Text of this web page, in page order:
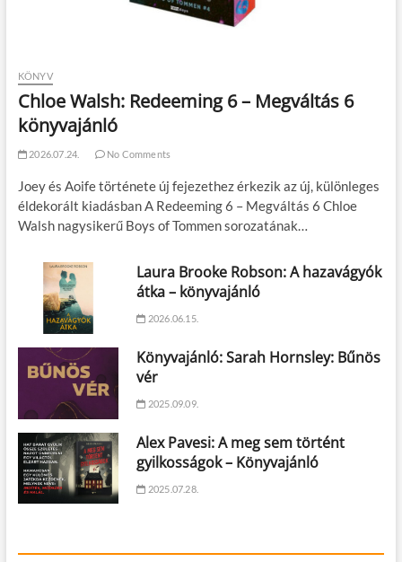
KÖNYV
Chloe Walsh: Redeeming 6 – Megváltás 6
könyvajánló
2026.07.24. No Comments
Joey és Aoife története új fejezethez érkezik az új, különleges
éldekorált kiadásban A Redeeming 6 – Megváltás 6 Chloe
Walsh nagysikerű Boys of Tommen sorozatának…
Laura Brooke Robson: A hazavágyók
átka – könyvajánló
2026.06.15.
Könyvajánló: Sarah Hornsley: Bűnös
vér
2025.09.09.
Alex Pavesi: A meg sem történt
gyilkosságok – Könyvajánló
2025.07.28.